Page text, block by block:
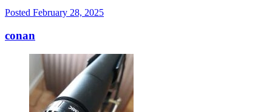
Posted February 28, 2025
conan